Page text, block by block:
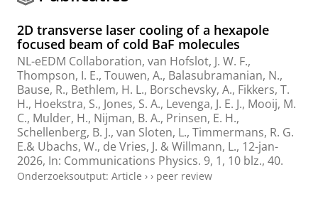
t
l
2D transverse laser cooling of a hexapole
focused beam of cold BaF molecules
NL-eEDM Collaboration, van Hofslot, J. W. F.,
Thompson, I. E., Touwen, A., Balasubramanian, N.,
Bause, R., Bethlem, H. L., Borschevsky, A., Fikkers, T.
H., Hoekstra, S., Jones, S. A., Levenga, J. E. J., Mooij, M.
C., Mulder, H., Nijman, B. A., Prinsen, E. H.,
Schellenberg, B. J., van Sloten, L., Timmermans, R. G.
E.& Ubachs, W., de Vries, J. &Willmann, L., 12-jan-
2026, In: Communications Physics. 9, 1, 10 blz., 40.
Onderzoeksoutput: Article › › peer review